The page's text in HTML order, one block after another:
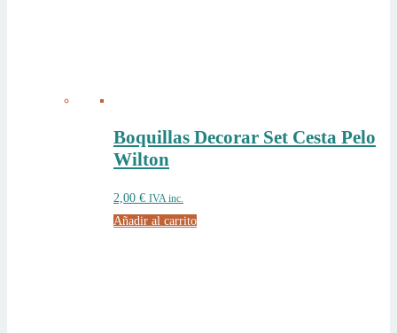
Boquillas Decorar Set Cesta Pelo
Wilton
2,00 € IVA inc.
Añadir al carrito